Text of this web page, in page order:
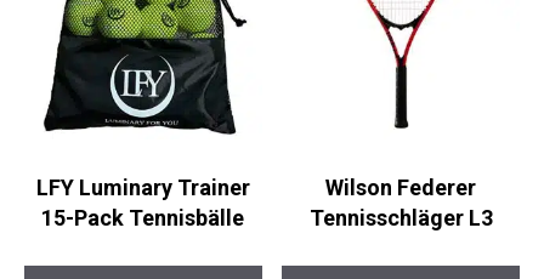
LFY Luminary Trainer
15-Pack Tennisbälle
Wilson Federer
Tennisschläger L3